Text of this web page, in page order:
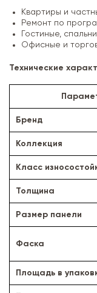
Квартиры и
Ремонт по
Гостиные,
Офисные и
Технические
Бренд
Коллекция
Класс
Толщина
Размер панели
Фаска
Площадь в